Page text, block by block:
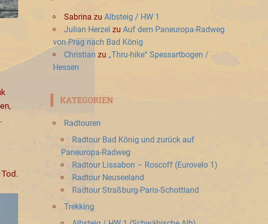
Sabrina zu Albsteig / HW 1
Julian Herzel zu Auf dem Paneuropa-Radweg
von Prag nach Bad König
Christian zu „Thru-hike“ Spessartbogen /
Hessen
KATEGORIEN
Radtouren
Radtour Bad König und zurück auf
Paneuropa-Radweg
Radtour Lissabon – Roscoff (Eurovelo 1)
Radtour Neuseeland
Radtour Straßburg-Paris-Schottland
Trekking